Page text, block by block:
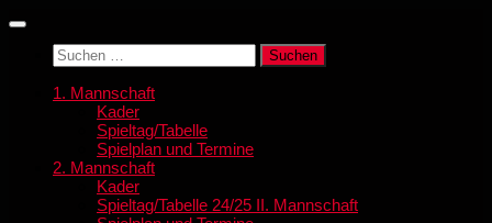
Zum
springenSuchen
nach:
1. Mannschaft
Kader
Spieltag/Tabelle
Spielplan und Termine
2. Mannschaft
Kader
Spieltag/Tabelle 24/25 II. Mannschaft